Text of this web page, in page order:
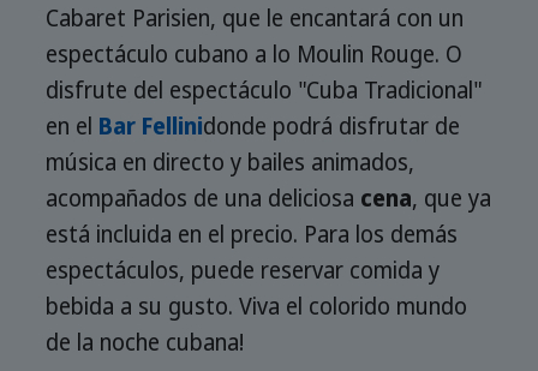
Cabaret Parisien, que le encantará con un
espectáculo cubano a lo Moulin Rouge. O
disfrute del espectáculo "Cuba Tradicional"
en el Bar Fellinidonde podrá disfrutar de
música en directo y bailes animados,
acompañados de una deliciosa cena, que ya
está incluida en el precio. Para los demás
espectáculos, puede reservar comida y
bebida a su gusto. Viva el colorido mundo
de la noche cubana!